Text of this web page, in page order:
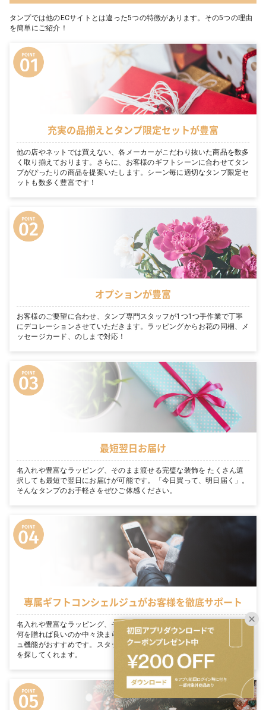
タンプでは他のECサイトとは違った5つの特徴があります。その5つの理由
を簡単にご紹介！
充実の品揃えとタンプ限定セットが豊富
他の店やネットでは買えない、各メーカーがこだわり抜いた商品を数多
く取り揃えております。さらに、お客様のギフトシーンに合わせてタン
プがぴったりの商品を提案いたします。シーン毎に適切なタンプ限定セ
ットも数多く豊富です！
オプションが豊富
お客様のご要望に合わせ、タンプ専門スタッフが1つ1つ手作業で丁寧
にデコレーションさせていただきます。ラッピングからお花の同梱、メ
ッセージカード、のしまで対応！
最短翌日お届け
名入れや豊富なラッピング、そのまま渡せる完璧な装飾を たくさん選
択しても最短で翌日にお届けが可能です。「今日買って、明日届く」。
そんなタンプのお手軽さをぜひご体感ください。
専属ギフトコンシェルジュがお客様を徹底サポート
名入れや豊富なラッピング、そのまま渡せる完璧な装飾を 大切な人に
何を贈れば良いのか中々決まらない… そんな方にはギフトコンシェルジ
ュ機能がおすすめです。スタッフがあなたのシーンにぴったりのギフト
を探してくれます。